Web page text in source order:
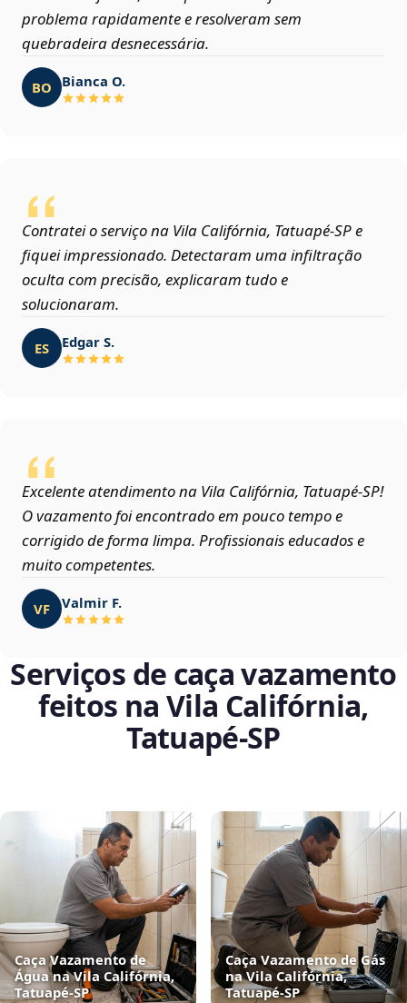
problema rapidamente e resolveram sem
quebradeira desnecessária.
BO Bianca O.
Contratei o serviço na Vila Califórnia, Tatuapé‑SP e
fiquei impressionado. Detectaram uma infiltração
oculta com precisão, explicaram tudo e
solucionaram.
ES Edgar S.
Excelente atendimento na Vila Califórnia, Tatuapé‑SP!
O vazamento foi encontrado em pouco tempo e
corrigido de forma limpa. Profissionais educados e
muito competentes.
VF Valmir F.
Serviços de caça vazamento
feitos na Vila Califórnia,
Tatuapé‑SP
Caça Vazamento de
Água na Vila Califórnia,
Tatuapé‑SP
Caça Vazamento de Gás
na Vila Califórnia,
Tatuapé‑SP